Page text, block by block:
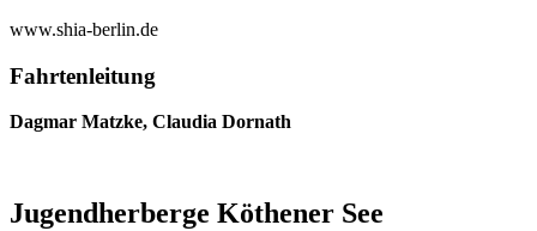
www.shia-berlin.de
Fahrtenleitung
Dagmar Matzke, Claudia Dornath
Jugendherberge Köthener See